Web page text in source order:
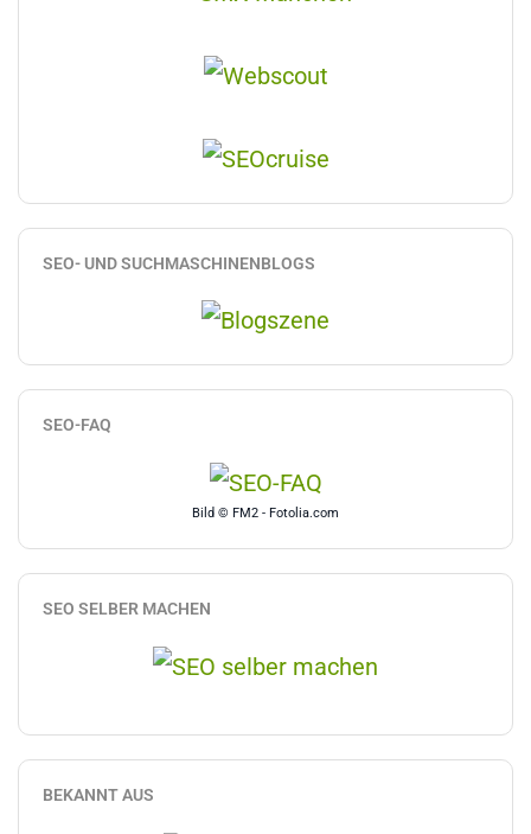
SEO- UND SUCHMASCHINENBLOGS
SEO-FAQ
Bild © FM2 - Fotolia.com
SEO SELBER MACHEN
BEKANNT AUS